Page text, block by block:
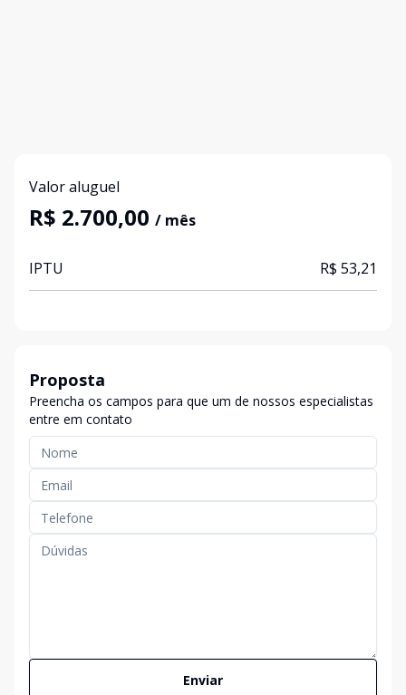
Valor aluguel
R$ 2.700,00 / mês
IPTU R$ 53,21
Proposta
Preencha os campos para que um de nossos especialistas
entre em contato
Enviar